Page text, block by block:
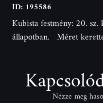
ID: 195586
Kubista festmény: 20.
állapotban. Méret
Nézze meg